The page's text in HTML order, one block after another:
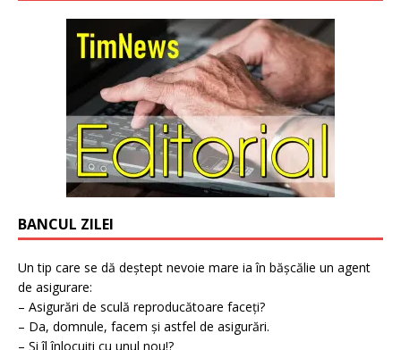
BANCUL ZILEI
Un tip care se dă deștept nevoie mare ia în bășcălie un agent
de asigurare:
– Asigurări de sculă reproducătoare faceți?
– Da, domnule, facem și astfel de asigurări.
– Și îl înlocuiți cu unul nou!?